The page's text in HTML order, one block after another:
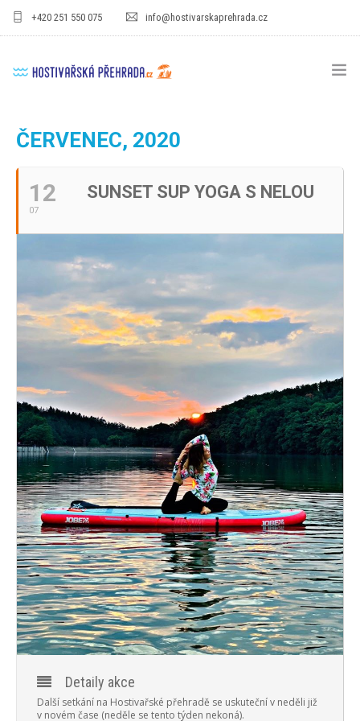
+420 251 550 075 info@hostivarskaprehrada.cz
SPORT
CENÍKY
GASTRO
PRO FIRMY
NOVINKY
GALERIE
WEBKAMERA
KONTAKTY
ČERVENEC, 2020
12
07
SUNSET SUP YOGA S NELOU
Detaily akce
Další setkání na Hostivařské přehradě se uskuteční v neděli již
v novém čase (neděle se tento týden nekoná).